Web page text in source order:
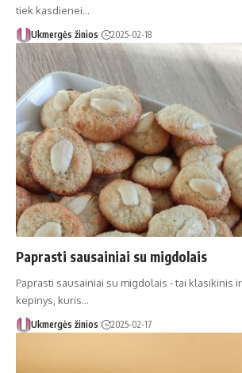
tiek kasdienei…
Ukmergės žinios 2025-02-18
Paprasti sausainiai su migdolais
Paprasti sausainiai su migdolais - tai klasikinis
kepinys, kuris…
Ukmergės žinios 2025-02-17